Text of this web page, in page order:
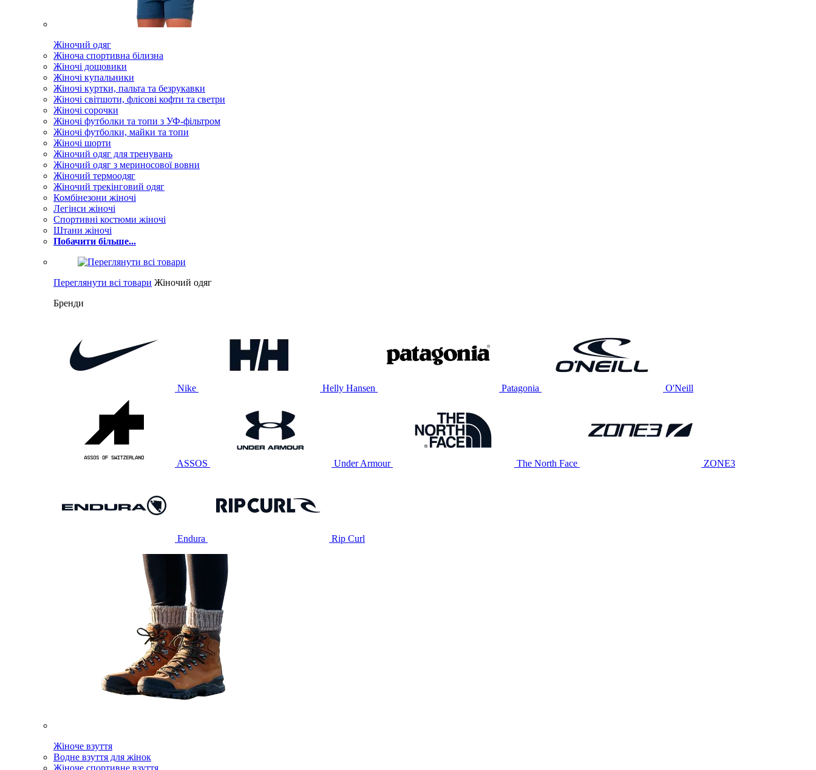
Жіночий одяг
Жіноча спортивна білизна
Жіночі дощовики
Жіночі купальники
Жіночі куртки, пальта та безрукавки
Жіночі світшоти, флісові кофти та светри
Жіночі сорочки
Жіночі футболки та топи з УФ-фільтром
Жіночі футболки, майки та топи
Жіночі шорти
Жіночий одяг для тренувань
Жіночий одяг з мериносової вовни
Жіночий термоодяг
Жіночий трекінговий одяг
Комбінезони жіночі
Легінси жіночі
Спортивні костюми жіночі
Штани жіночі
Побачити більше...
Переглянути всі товари Жіночий одяг
Бренди
Nike Helly Hansen Patagonia O'Neill
ASSOS Under Armour The North Face ZONE3
Endura Rip Curl
Жіноче взуття
Водне взуття для жінок
Жіноче спортивне взуття